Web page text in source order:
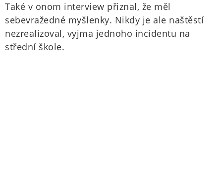
Také v onom interview přiznal, že měl
sebevražedné myšlenky. Nikdy je ale naštěstí
nezrealizoval, vyjma jednoho incidentu na
střední škole.